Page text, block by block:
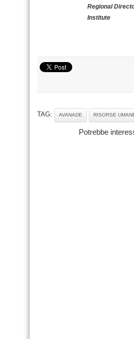
Regional
Institute
TAG: AVANADE RISORSE
Potrebbe